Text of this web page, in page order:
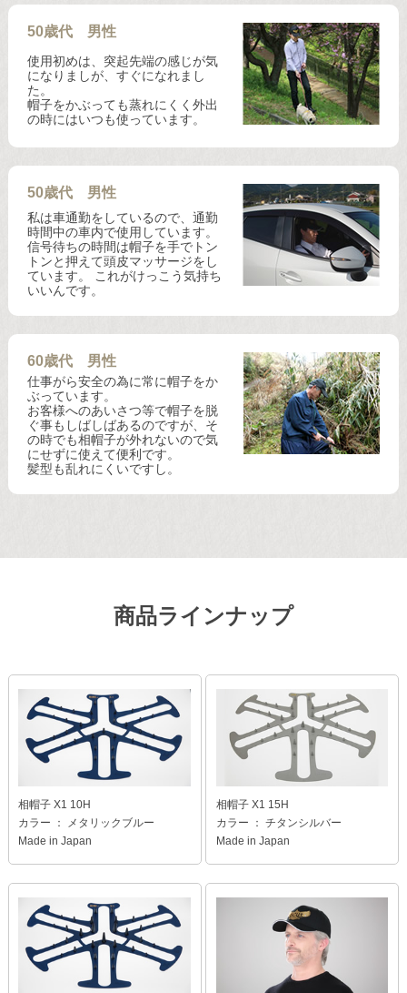
50歳代 男性
使用初めは、突起先端の感じが気
になりましが、すぐになれまし
た。
帽子をかぶっても蒸れにくく外出
の時にはいつも使っています。
50歳代 男性
私は車通勤をしているので、通勤
時間中の車内で使用しています。
信号待ちの時間は帽子を手でトン
トンと押えて頭皮マッサージを し
ています。 これがけっこう気持ち
いいんです。
60歳代 男性
仕事がら安全の為に常に帽子をか
ぶっています。
お客様へのあいさつ等で帽子を脱
ぐ事もしばしばあるのですが、 そ
の時でも相帽子が外れないので気
にせずに使えて便利です。
髪型も乱れにくいですし。
商品ラインナップ
相帽子 X1 10H
カラー ： メタリックブルー
Made in Japan
相帽子 X1 15H
カラー ： チタンシルバー
Made in Japan